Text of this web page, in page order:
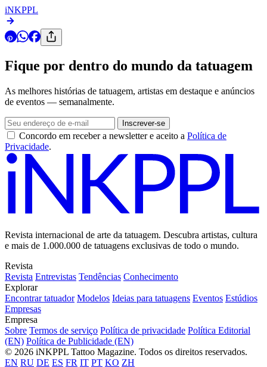
iNKPPL
Fique por dentro do mundo da tatuagem
As melhores histórias de tatuagem, artistas em destaque e anúncios
de eventos — semanalmente.
Inscrever-se
Concordo em receber a newsletter e aceito a Política de
Privacidade.
Revista internacional de arte da tatuagem. Descubra artistas, cultura
e mais de 1.000.000 de tatuagens exclusivas de todo o mundo.
Revista
Revista Entrevistas Tendências Conhecimento
Explorar
Encontrar tatuador Modelos Ideias para tatuagens Eventos Estúdios
Empresas
Empresa
Sobre Termos de serviço Política de privacidade Política Editorial
(EN) Política de Publicidade (EN)
© 2026 iNKPPL Tattoo Magazine. Todos os direitos reservados.
EN RU DE ES FR IT PT KO ZH